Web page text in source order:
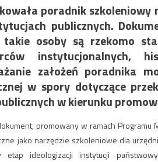
poradnik
publicznych.
osoby są rzekomo
instytucjonalnych,
założeń poradnika
w spory dotyczące
w kierunku
promowany w ramach
jako narzędzie szkoleniowe dla
ideologizacji instytucji